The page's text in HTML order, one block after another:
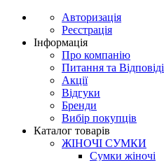
Авторизація
Реєстрація
Інформація
Про компанію
Питання та Відповіді
Акції
Відгуки
Бренди
Вибір покупців
Каталог товарів
ЖІНОЧІ СУМКИ
Сумки жіночі